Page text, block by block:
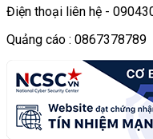
Điện thoại liên hệ -
Quảng cáo : 0867378789